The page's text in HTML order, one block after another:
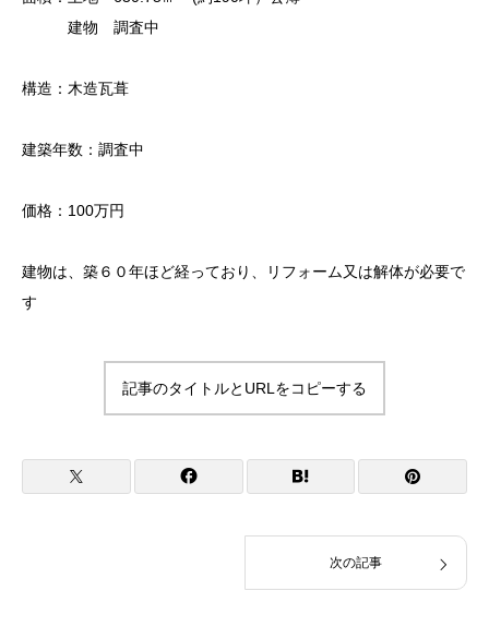
建物 調査中
構造：木造瓦葺
建築年数：調査中
価格：100万円
建物は、築６０年ほど経っており、リフォーム又は解体が必要で
す
記事のタイトルとURLをコピーする
次の記事